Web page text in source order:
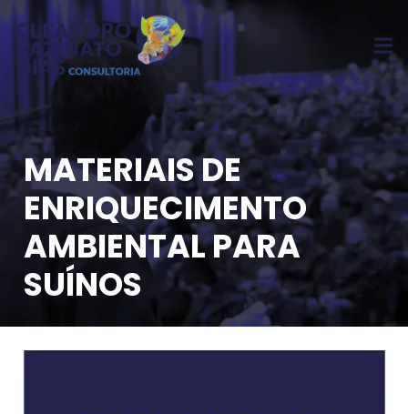
MATERIAIS DE
ENRIQUECIMENTO
AMBIENTAL PARA
SUÍNOS